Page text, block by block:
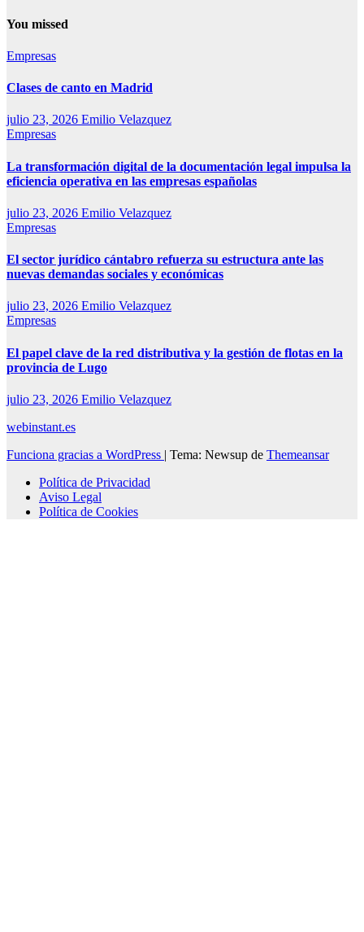
You missed
Empresas
Clases de canto en Madrid
julio 23, 2026 Emilio Velazquez
Empresas
La transformación digital de la documentación legal impulsa la
eficiencia operativa en las empresas españolas
julio 23, 2026 Emilio Velazquez
Empresas
El sector jurídico cántabro refuerza su estructura ante las
nuevas demandas sociales y económicas
julio 23, 2026 Emilio Velazquez
Empresas
El papel clave de la red distributiva y la gestión de flotas en la
provincia de Lugo
julio 23, 2026 Emilio Velazquez
webinstant.es
Funciona gracias a WordPress | Tema: Newsup de Themeansar
Política de Privacidad
Aviso Legal
Política de Cookies